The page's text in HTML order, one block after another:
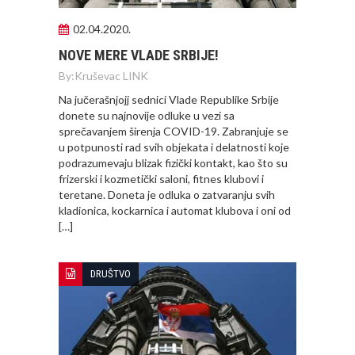
02.04.2020.
NOVE MERE VLADE SRBIJE!
By:Kruševac LINK
Na jučerašnjojj sednici Vlade Republike Srbije
donete su najnovije odluke u vezi sa
sprečavanjem širenja COVID-19. Zabranjuje se
u potpunosti rad svih objekata i delatnosti koje
podrazumevaju blizak fizički kontakt, kao što su
frizerski i kozmetički saloni, fitnes klubovi i
teretane. Doneta je odluka o zatvaranju svih
kladionica, kockarnica i automat klubova i oni od
[…]
DRUŠTVO